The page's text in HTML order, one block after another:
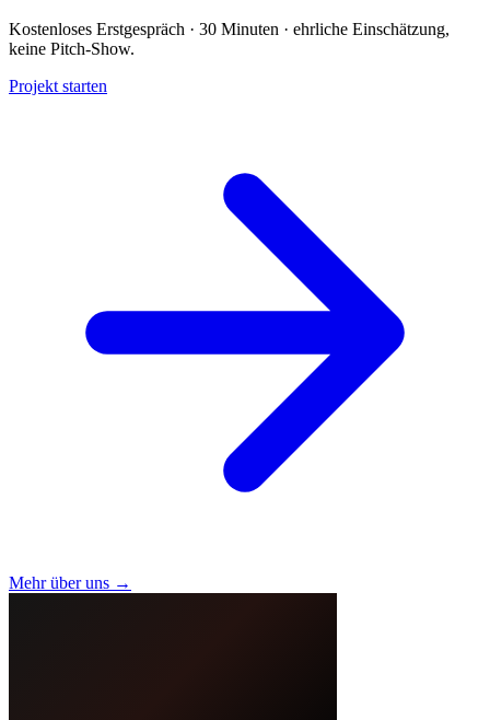
Kostenloses Erstgespräch · 30 Minuten · ehrliche Einschätzung,
keine Pitch-Show.
Projekt starten
Mehr über uns →